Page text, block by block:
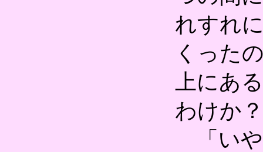
れすれ
くった
上にあ
わけか
「いや